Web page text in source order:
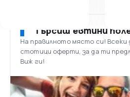
Търсиш евтини
На правилното място си! Всеки
стотици оферти, за да ти
Виж ги!